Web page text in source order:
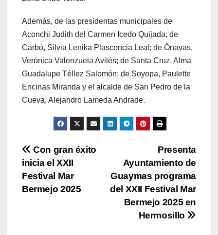
Además, de las presidentas municipales de
Aconchi Judith del Carmen Icedo Quijada; de
Carbó, Silvia Lenika Plascencia Leal; de Ónavas,
Verónica Valenzuela Avilés; de Santa Cruz, Alma
Guadalupe Téllez Salomón; de Soyopa, Paulette
Encinas Miranda y el alcalde de San Pedro de la
Cueva, Alejandro Lameda Andrade.
Navegación
de
entradas
Presenta
Ayuntamiento de
Guaymas programa
del XXII Festival Mar
Bermejo 2025 en
Hermosillo
Con gran éxito
inicia el XXII
Festival Mar
Bermejo 2025